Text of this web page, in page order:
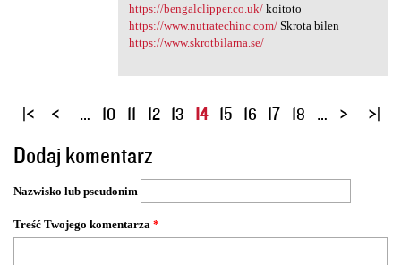
https://bengalclipper.co.uk/koitoto
https://www.nutratechinc.com/Skrota bilen
https://www.skrotbilarna.se/
S
r
o
n
y
… 10 11 12 13 14 15 16 17 18 …
Dodaj komentarz
Nazwisko lub pseudonim
Treść Twojego komentarza *